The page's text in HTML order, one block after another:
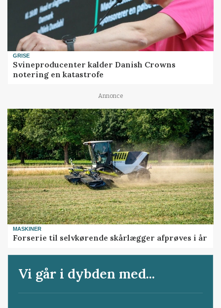
GRISE
Svineproducenter kalder Danish Crowns
notering en katastrofe
Annonce
MASKINER
Forserie til selvkørende skårlægger afprøves i år
Vi går i dybden med...